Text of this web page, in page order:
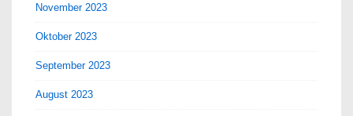
November 2023
Oktober 2023
September 2023
August 2023